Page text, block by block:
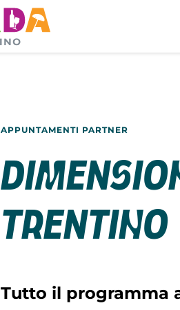
APPUNTAMENTI PARTNER
Trentino
Tutto il programma